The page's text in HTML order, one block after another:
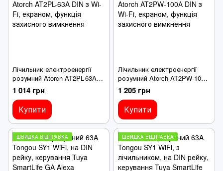
Лічильник електроенергії
розумний Atorch AT2PL-63A
DIN з Wi-Fi, екраном, функція
захисного вимкнення
1 014 грн
Купити
Лічильник електроенергії
розумний Atorch AT2PW-100А
DIN з Wi-Fi, екраном, функція
захисного вимкнення
1 205 грн
Купити
ШВИДКА ВІДПРАВКА ШВИДКА ВІДПРАВКА